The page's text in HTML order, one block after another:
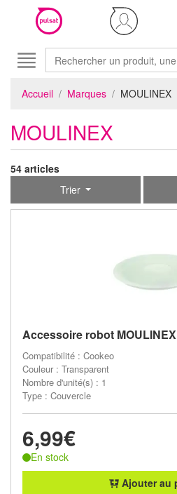
Accueil Marques MOULINEX
MOULINEX
54 articles
Trier
Accessoire robot
Compatibilité : Cookeo
Couleur : Transparent
Nombre d'unité(s) : 1
Type : Couvercle
6,99€
En stock
Ajouter au